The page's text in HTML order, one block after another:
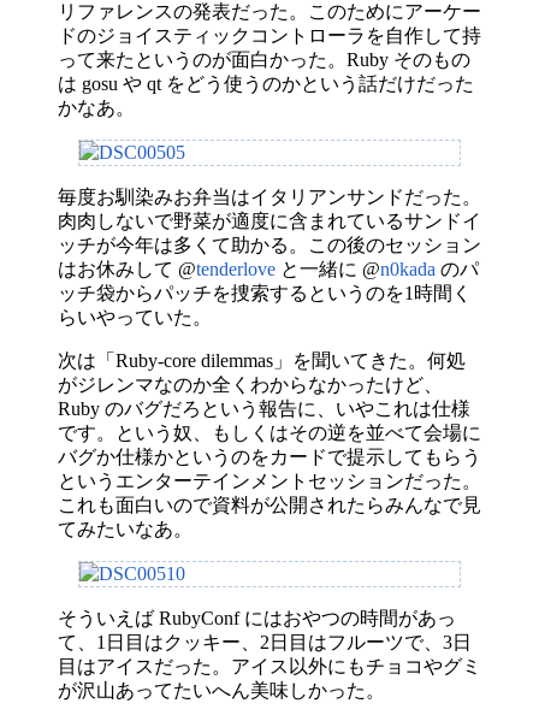
リファレンスの発表だった。このためにアーケー
ドのジョイスティックコントローラを自作して持
って来たというのが面白かった。Ruby そのもの
は gosu や qt をどう使うのかという話だけだった
かなあ。
毎度お馴染みお弁当はイタリアンサンドだった。
肉肉しないで野菜が適度に含まれているサンドイ
ッチが今年は多くて助かる。この後のセッション
はお休みして @tenderlove と一緒に @n0kada のパ
ッチ袋からパッチを捜索するというのを1時間く
らいやっていた。
次は「Ruby-core dilemmas」を聞いてきた。何処
がジレンマなのか全くわからなかったけど、
Ruby のバグだろという報告に、いやこれは仕様
です。という奴、もしくはその逆を並べて会場に
バグか仕様かというのをカードで提示してもらう
というエンターテインメントセッションだった。
これも面白いので資料が公開されたらみんなで見
てみたいなあ。
そういえば RubyConf にはおやつの時間があっ
て、1日目はクッキー、2日目はフルーツで、3日
目はアイスだった。アイス以外にもチョコやグミ
が沢山あってたいへん美味しかった。